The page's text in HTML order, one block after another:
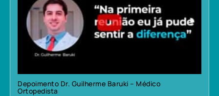
Depoimento Dr. Guilherme Baruki – Médico
Ortopedista